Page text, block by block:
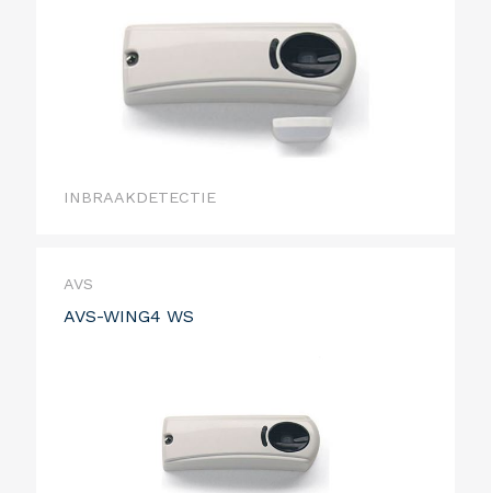
INBRAAKDETECTIE
AVS
AVS-WING4 WS